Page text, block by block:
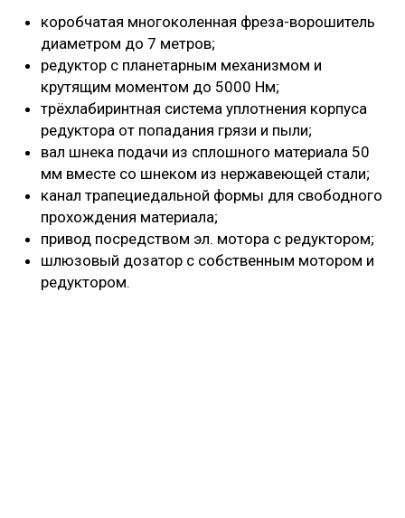
коробчатая многоколенная фреза-ворошитель
диаметром до 7 метров;
редуктор с планетарным механизмом и
крутящим моментом до 5000 Нм;
трёхлабиринтная система уплотнения корпуса
редуктора от попадания грязи и пыли;
вал шнека подачи из сплошного материала 50
мм вместе со шнеком из нержавеющей стали;
канал трапециедальной формы для свободного
прохождения материала;
привод посредством эл. мотора с редуктором;
шлюзовый дозатор с собственным мотором и
редуктором.